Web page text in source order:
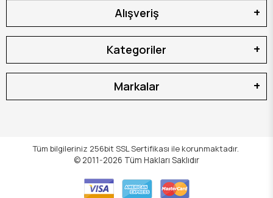
Alışveriş
Kategoriler
Markalar
Tüm bilgileriniz 256bit SSL Sertifikası ile korunmaktadır.
© 2011-2026 Tüm Hakları Saklıdır